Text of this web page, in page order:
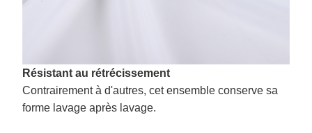
Résistant au rétrécissement
Contrairement à d'autres, cet ensemble conserve sa
forme lavage après lavage.